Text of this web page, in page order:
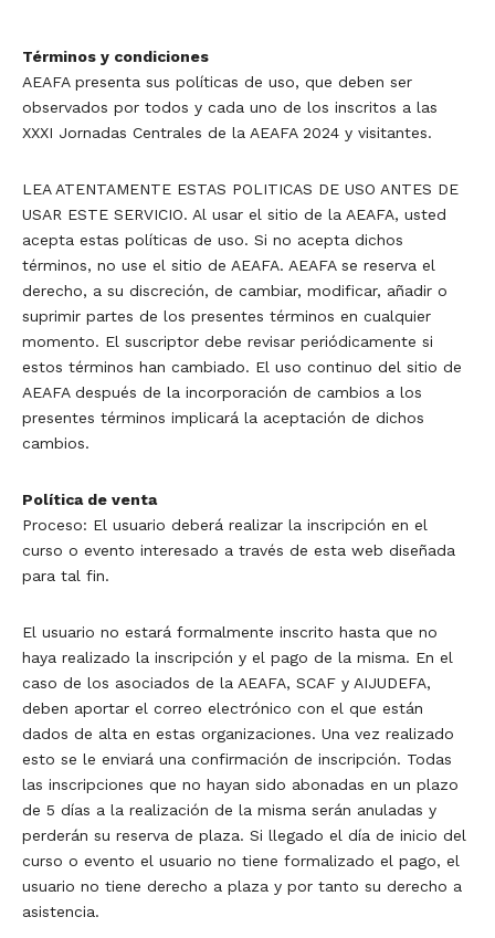
Términos y condiciones
AEAFA presenta sus políticas de uso, que deben ser
observados por todos y cada uno de los inscritos a las
XXXI Jornadas Centrales de la AEAFA 2024 y visitantes.
LEA ATENTAMENTE ESTAS POLITICAS DE USO ANTES DE
USAR ESTE SERVICIO. Al usar el sitio de la AEAFA, usted
acepta estas políticas de uso. Si no acepta dichos
términos, no use el sitio de AEAFA. AEAFA se reserva el
derecho, a su discreción, de cambiar, modificar, añadir o
suprimir partes de los presentes términos en cualquier
momento. El suscriptor debe revisar periódicamente si
estos términos han cambiado. El uso continuo del sitio de
AEAFA después de la incorporación de cambios a los
presentes términos implicará la aceptación de dichos
cambios.
Política de venta
Proceso: El usuario deberá realizar la inscripción en el
curso o evento interesado a través de esta web diseñada
para tal fin.
El usuario no estará formalmente inscrito hasta que no
haya realizado la inscripción y el pago de la misma. En el
caso de los asociados de la AEAFA, SCAF y AIJUDEFA,
deben aportar el correo electrónico con el que están
dados de alta en estas organizaciones. Una vez realizado
esto se le enviará una confirmación de inscripción. Todas
las inscripciones que no hayan sido abonadas en un plazo
de 5 días a la realización de la misma serán anuladas y
perderán su reserva de plaza. Si llegado el día de inicio del
curso o evento el usuario no tiene formalizado el pago, el
usuario no tiene derecho a plaza y por tanto su derecho a
asistencia.